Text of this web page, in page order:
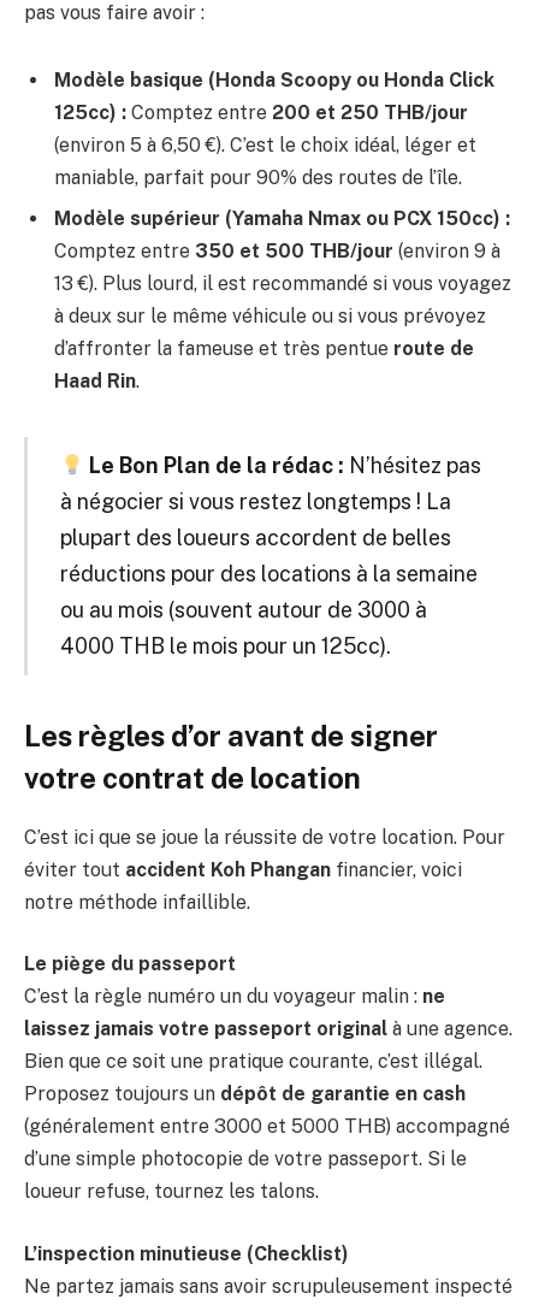
pas vous faire avoir :
Modèle basique (Honda Scoopy ou Honda Click
125cc) : Comptez entre 200 et 250 THB/jour
(environ 5 à 6,50 €). C’est le choix idéal, léger et
maniable, parfait pour 90% des routes de l’île.
Modèle supérieur (Yamaha Nmax ou PCX 150cc) :
Comptez entre 350 et 500 THB/jour (environ 9 à
13 €). Plus lourd, il est recommandé si vous voyagez
à deux sur le même véhicule ou si vous prévoyez
d’affronter la fameuse et très pentue route de
Haad Rin.
Le Bon Plan de la rédac : N’hésitez pas
à négocier si vous restez longtemps ! La
plupart des loueurs accordent de belles
réductions pour des locations à la semaine
ou au mois (souvent autour de 3000 à
4000 THB le mois pour un 125cc).
Les règles d’or avant de signer
votre contrat de location
C’est ici que se joue la réussite de votre location. Pour
éviter tout accident Koh Phangan financier, voici
notre méthode infaillible.
Le piège du passeport
C’est la règle numéro un du voyageur malin : ne
laissez jamais votre passeport original à une agence.
Bien que ce soit une pratique courante, c’est illégal.
Proposez toujours un dépôt de garantie en cash
(généralement entre 3000 et 5000 THB) accompagné
d’une simple photocopie de votre passeport. Si le
loueur refuse, tournez les talons.
L’inspection minutieuse (Checklist)
Ne partez jamais sans avoir scrupuleusement inspecté